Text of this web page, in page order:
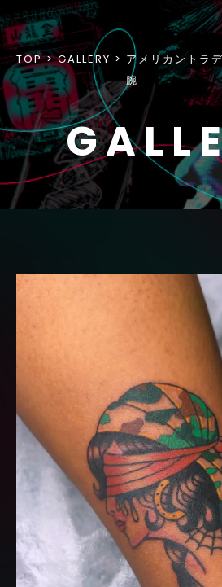
TOP GALLERY
アメリカントラ
腕